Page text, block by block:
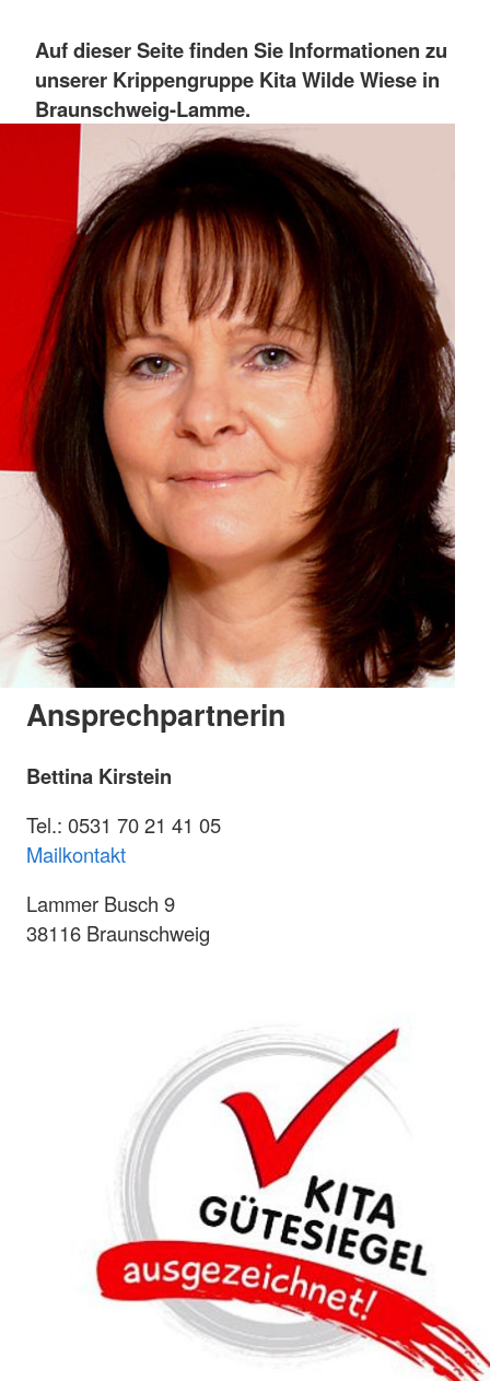
Auf dieser Seite finden Sie Informationen zu
unserer Krippengruppe Kita Wilde Wiese in
Braunschweig-Lamme.
Ansprechpartnerin
Bettina Kirstein
Tel.: 0531 70 21 41 05
Mailkontakt
Lammer Busch 9
38116 Braunschweig